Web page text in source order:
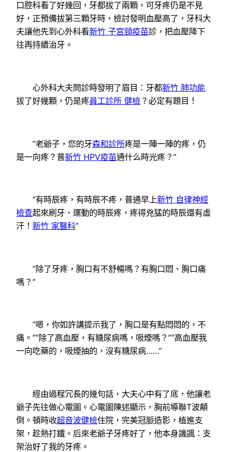
口腔科看了好幾回，牙都拔了兩顆，可牙疼仍是不見
好，正預備拔第三顆牙時，檢討發明血壓高了，牙科大
夫讓他先到心外科看新竹 子宮頸疫苗診，把血壓降下
往再持續治牙。
心外科大夫問診時發明了眉目：牙都新竹 肺功能
拔了好幾顆，仍是疼員工診所 健檢 ？必定有題目！
“老爺子，您的牙森和診所疼是一陣一陣的疼，仍
是一向疼？普新竹 HPV疫苗通什么時光疼？”
“有時辰疼，有時辰不疼，普通早上新竹 自律神經
檢查起來刷牙、運動的時辰疼，疼得兇猛的時辰還有虛
汗！ 新竹 家醫科”
“除了牙疼，胸口有不舒暢嗎？有胸口悶、胸口痛
嗎？”
“嗯，你如許講提示我了，胸口是有點悶悶的，不
痛。”“除了高血壓，有糖尿病嗎，吸煙嗎？”“高血壓我
一向吃藥的，吸煙抽的，沒有糖尿病……”
經由過程冗長的幾句話，大夫心中有了底，他讓老
爺子先往做心電圖。心電圖陳述顯示，胸前導聯T波顛
倒。頓時收超音波健檢住院，完美冠脈造影，植進支
架，趁熱打鐵。后來老爺子牙疼好了，他本身譏諷：支
架治好了我的牙疼。